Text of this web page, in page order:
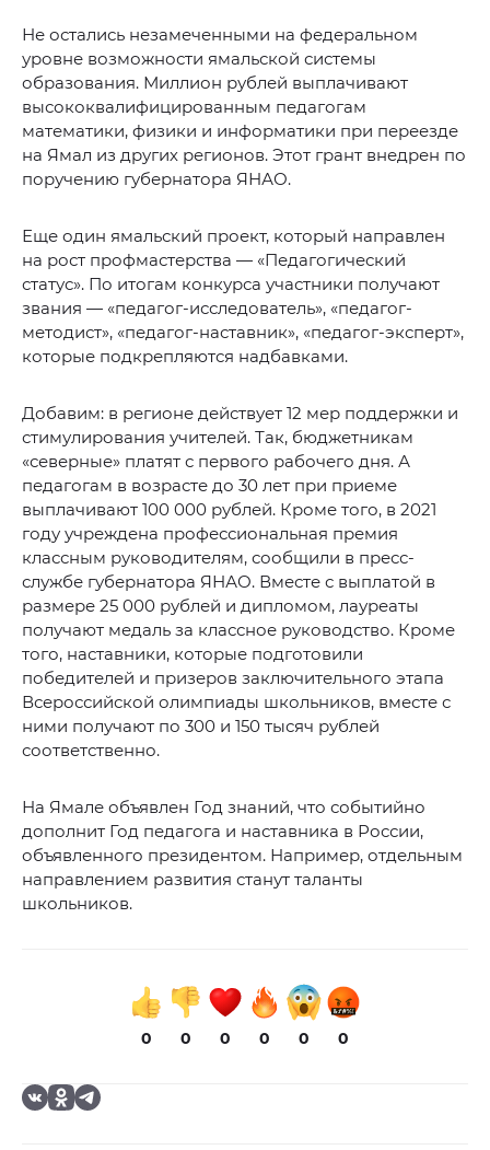
Не остались незамеченными на федеральном
уровне возможности ямальской системы
образования. Миллион рублей выплачивают
высококвалифицированным педагогам
математики, физики и информатики при переезде
на Ямал из других регионов. Этот грант внедрен по
поручению губернатора ЯНАО.
Еще один ямальский проект, который направлен
на рост профмастерства — «Педагогический
статус». По итогам конкурса участники получают
звания — «педагог-исследователь», «педагог-
методист», «педагог-наставник», «педагог-эксперт»,
которые подкрепляются надбавками.
Добавим: в регионе действует 12 мер поддержки и
стимулирования учителей. Так, бюджетникам
«северные» платят с первого рабочего дня. А
педагогам в возрасте до 30 лет при приеме
выплачивают 100 000 рублей. Кроме того, в 2021
году учреждена профессиональная премия
классным руководителям, сообщили в пресс-
службе губернатора ЯНАО. Вместе с выплатой в
размере 25 000 рублей и дипломом, лауреаты
получают медаль за классное руководство. Кроме
того, наставники, которые подготовили
победителей и призеров заключительного этапа
Всероссийской олимпиады школьников, вместе с
ними получают по 300 и 150 тысяч рублей
соответственно.
На Ямале объявлен Год знаний, что событийно
дополнит Год педагога и наставника в России,
объявленного президентом. Например, отдельным
направлением развития станут таланты
школьников.
0 0 0 0 0 0